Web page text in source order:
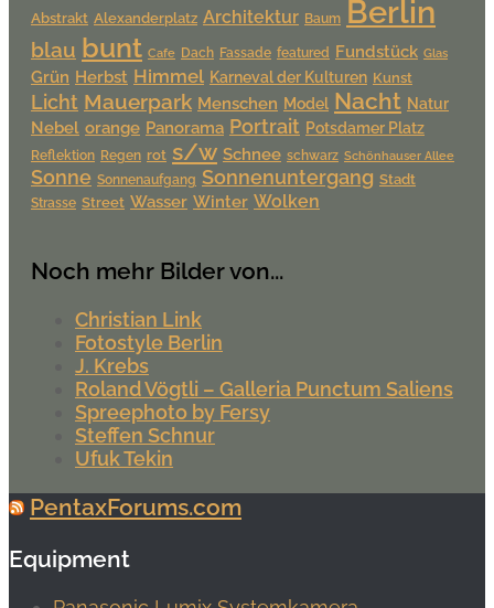
Abstrakt Alexanderplatz Architektur Baum Berlin
blau bunt Cafe Dach Fassade featured Fundstück Glas
Grün Herbst Himmel Karneval der Kulturen Kunst
Licht Mauerpark Menschen Model Nacht Natur
Nebel orange Panorama Portrait Potsdamer Platz
Reflektion Regen rot s/w Schnee schwarz Schönhauser Allee
Sonne Sonnenaufgang Sonnenuntergang Stadt
Strasse Street Wasser Winter Wolken
Noch mehr Bilder von...
Christian Link
Fotostyle Berlin
J. Krebs
Roland Vögtli – Galleria Punctum Saliens
Spreephoto by Fersy
Steffen Schnur
Ufuk Tekin
PentaxForums.com
Equipment